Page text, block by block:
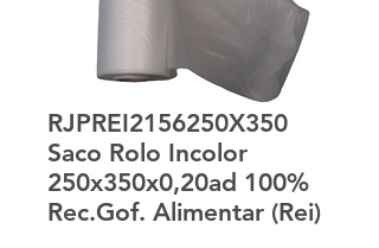
RJPREI2156250X350
Saco Rolo Incolor
250x350x0,20ad 100%
Rec.Gof. Alimentar (Rei)